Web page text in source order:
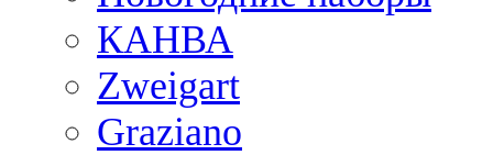
КАНВА
Zweigart
Graziano